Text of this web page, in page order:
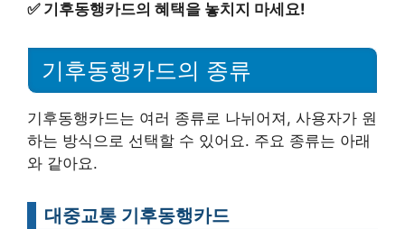
✅ 기후동행카드의 혜택을 놓치지 마세요!
기후동행카드의 종류
기후동행카드는 여러 종류로 나뉘어져, 사용자가 원
하는 방식으로 선택할 수 있어요. 주요 종류는 아래
와 같아요.
대중교통 기후동행카드